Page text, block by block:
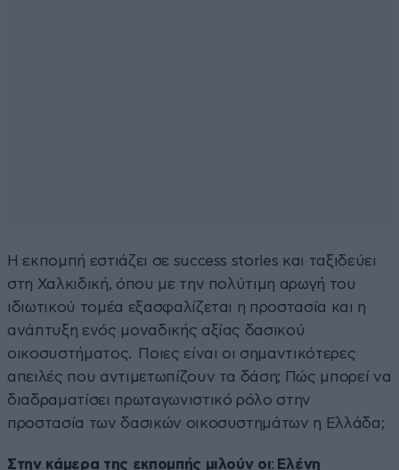
Η εκπομπή εστιάζει σε success stories και ταξιδεύει
στη Χαλκιδική, όπου με την πολύτιμη αρωγή του
ιδιωτικού τομέα εξασφαλίζεται η προστασία και η
ανάπτυξη ενός μοναδικής αξίας δασικού
οικοσυστήματος. Ποιες είναι οι σημαντικότερες
απειλές που αντιμετωπίζουν τα δάση; Πώς μπορεί να
διαδραματίσει πρωταγωνιστικό ρόλο στην
προστασία των δασικών οικοσυστημάτων η Ελλάδα;
Στην κάμερα της εκπομπής μιλούν οι: Ελένη